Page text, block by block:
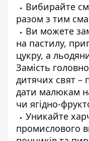
Вибирайте
разом з тим
Ви можете
на пастилу,
цукру, а
Замість
дитячих свят –
дати малюкам
чи ягідно-
Уникайте
промислового